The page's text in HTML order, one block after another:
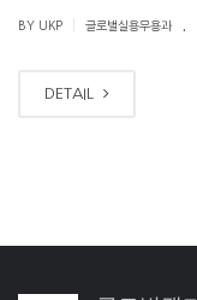
BY UKP 글로벌실용무용과
DETAIL